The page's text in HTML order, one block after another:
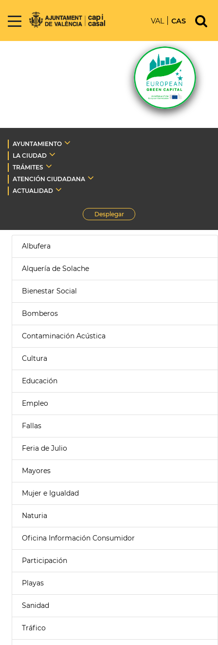
VAL CAS
AYUNTAMIENTO
LA CIUDAD
TRÁMITES
ATENCIÓN CIUDADANA
ACTUALIDAD
Desplegar
Albufera
Alquería de Solache
Bienestar Social
Bomberos
Contaminación Acústica
Cultura
Educación
Empleo
Fallas
Feria de Julio
Mayores
Mujer e Igualdad
Naturia
Oficina Información Consumidor
Participación
Playas
Sanidad
Tráfico